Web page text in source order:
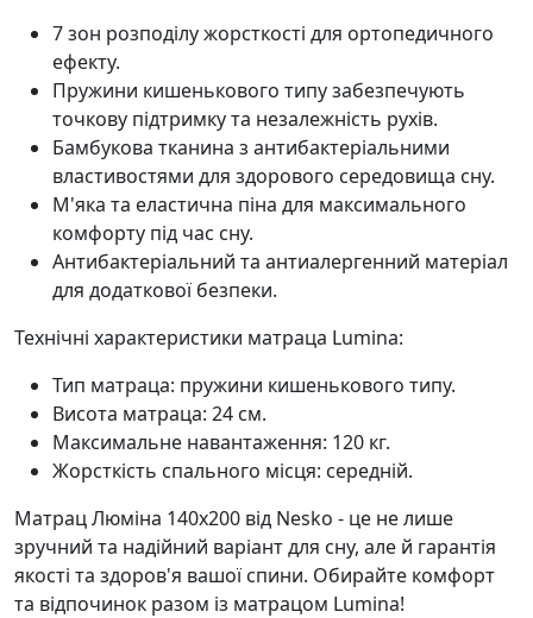
7 зон розподілу жорсткості для ортопедичного
ефекту.
Пружини кишенькового типу забезпечують
точкову підтримку та незалежність рухів.
Бамбукова тканина з антибактеріальними
властивостями для здорового середовища сну.
М'яка та еластична піна для максимального
комфорту під час сну.
Антибактеріальний та антиалергенний матеріал
для додаткової безпеки.
Технічні характеристики матраца Lumina:
Тип матраца: пружини кишенькового типу.
Висота матраца: 24 см.
Максимальне навантаження: 120 кг.
Жорсткість спального місця: середній.
Матрац Люміна 140x200 від Nesko - це не лише
зручний та надійний варіант для сну, але й гарантія
якості та здоров'я вашої спини. Обирайте комфорт
та відпочинок разом із матрацом Lumina!